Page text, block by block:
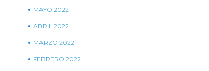
MAYO 2022
ABRIL 2022
MARZO 2022
FEBRERO 2022